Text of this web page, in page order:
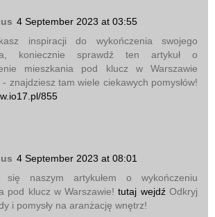
4 September 2023 at 03:55
inspiracji do wykończenia swojego
koniecznie sprawdź ten artykuł o
mieszkania pod klucz w Warszawie
- znajdziesz tam wiele ciekawych pomysłów!
855
4 September 2023 at 08:01
się naszym artykułem o wykończeniu
pod klucz w Warszawie!tutaj wejdźOdkryj
i pomysły na aranżację wnętrz!